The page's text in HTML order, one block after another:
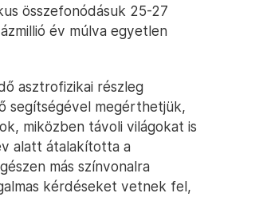
összefonódásuk 25-27
év múlva egyetlen
asztrofizikai részleg
segítségével megérthetjük,
miközben távoli világokat is
alatt átalakította a
más színvonalra
kérdéseket vetnek fel,